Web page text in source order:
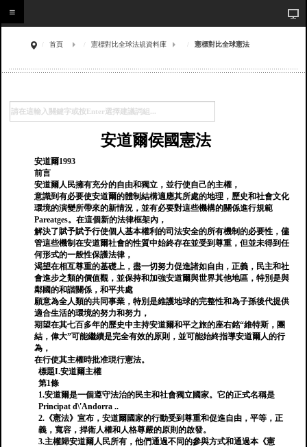
首頁 憲標對比全球法規資料庫 憲標對比全球憲法
安道爾侯國憲法
安道爾1993
前言
安道爾人民擁有充分的自由和獨立，並行使自己的主權，
意識到有必要使安道爾的體制結構適應其所處的地理，歷史和社會文化
環境的演變所帶來的新情況，並有必要對這些機構的關係進行規範
Pareatges。在這個新的法律框架內，
解決了賦予賦予行使個人基本權利的司法安全的所有機制的必要性，儘
管這些機制在安道爾社會的性質中始終存在並受到尊重，但並未得到任
何形式的一般性保護法律，
渴望在相互尊重的基礎上，盡一切努力促進諸如自由，正義，民主和社
會進步之類的價值觀，並保持和加強安道爾與世界其他地區，特別是與
鄰國的和諧關係，和平共處
願意為全人類的共同事業，特別是維護地球的完整性和為子孫後代提供
適合生活的環境的努力和努力，
期望在其七百多年的歷史中主持安道爾和平之旅的座右銘“維特斯，團
結，偉大”可能繼續是完全有效的原則，並可能始終指導安道爾人的行
為，
在行使其主權時批准現行憲法。
標題I.安道爾主權
第1條
1.安道爾是一個遵守法治的民主和社會獨立國家。它的正式名稱是
Principat d\'Andorra ..
2.《憲法》宣布，安道爾國家的行動受到尊重和促進自由，平等，正
義，寬容，捍衛人權和人格尊嚴的原則的啟發。
3.主權歸安道爾人民所有，他們通過不同的參與方式和通過本《憲